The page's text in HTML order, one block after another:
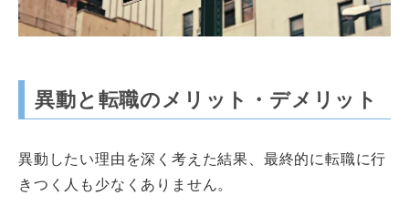
異動と転職のメリット・デメリット
異動したい理由を深く考えた結果、最終的に転職に行
きつく人も少なくありません。